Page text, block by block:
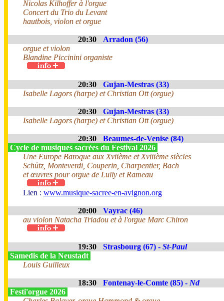
Nicolas Kilhoffer à l'orgue
Concert du Trio du Levant
hautbois, violon et orgue
20:30
Arradon (56)
orgue et violon
Blandine Piccinini organiste
20:30
Gujan-Mestras (33)
Isabelle Lagors (harpe) et Christian Ott (orgue)
20:30
Gujan-Mestras (33)
Isabelle Lagors (harpe) et Christian Ott (orgue)
20:30
Beaumes-de-Venise (84)
Cycle de musiques sacrées du Festival 2026
Une Europe Baroque aux Xviième et Xviiième siècles
Schütz, Monteverdi, Couperin, Charpentier, Bach
et œuvres pour orgue de Lully et Rameau
Lien : www.musique-sacree-en-avignon.org
20:00
Vayrac (46)
au violon Natacha Triadou et à l'orgue Marc Chiron
19:30 Strasbourg (67) - St-Paul
Samedis de la Neustadt
Louis Guilleux
18:30 Fontenay-le-Comte (85) - Nd
Festi'orgue 2026